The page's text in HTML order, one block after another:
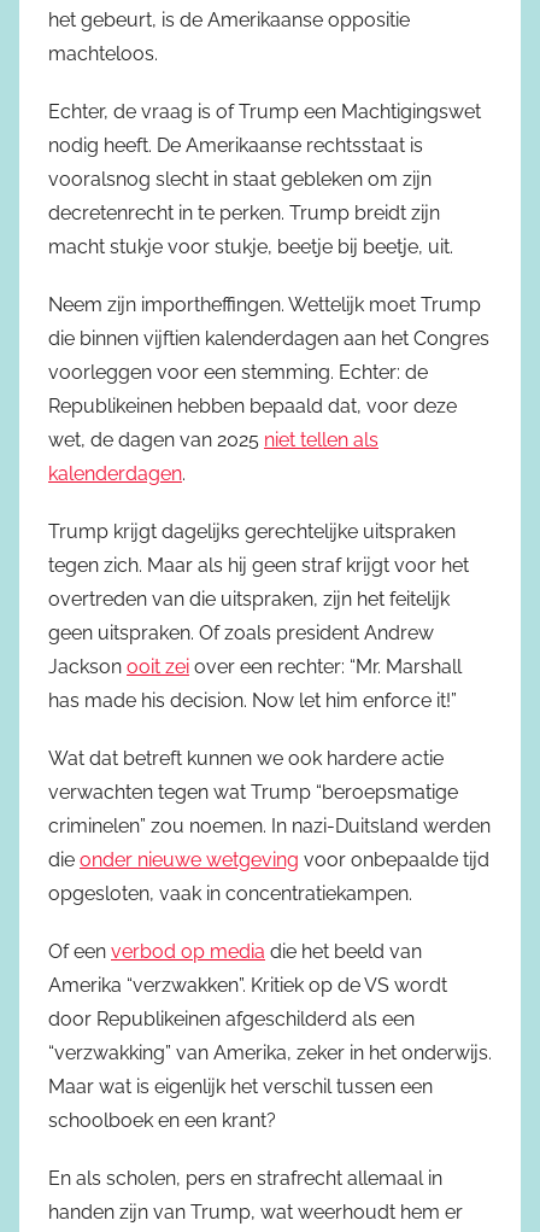
het gebeurt, is de Amerikaanse oppositie
machteloos.
Echter, de vraag is of Trump een Machtigingswet
nodig heeft. De Amerikaanse rechtsstaat is
vooralsnog slecht in staat gebleken om zijn
decretenrecht in te perken. Trump breidt zijn
macht stukje voor stukje, beetje bij beetje, uit.
Neem zijn importheffingen. Wettelijk moet Trump
die binnen vijftien kalenderdagen aan het Congres
voorleggen voor een stemming. Echter: de
Republikeinen hebben bepaald dat, voor deze
wet, de dagen van 2025 niet tellen als
kalenderdagen.
Trump krijgt dagelijks gerechtelijke uitspraken
tegen zich. Maar als hij geen straf krijgt voor het
overtreden van die uitspraken, zijn het feitelijk
geen uitspraken. Of zoals president Andrew
Jackson ooit zei over een rechter: “Mr. Marshall
has made his decision. Now let him enforce it!”
Wat dat betreft kunnen we ook hardere actie
verwachten tegen wat Trump “beroepsmatige
criminelen” zou noemen. In nazi-Duitsland werden
die onder nieuwe wetgeving voor onbepaalde tijd
opgesloten, vaak in concentratiekampen.
Of een verbod op media die het beeld van
Amerika “verzwakken”. Kritiek op de VS wordt
door Republikeinen afgeschilderd als een
“verzwakking” van Amerika, zeker in het onderwijs.
Maar wat is eigenlijk het verschil tussen een
schoolboek en een krant?
En als scholen, pers en strafrecht allemaal in
handen zijn van Trump, wat weerhoudt hem er